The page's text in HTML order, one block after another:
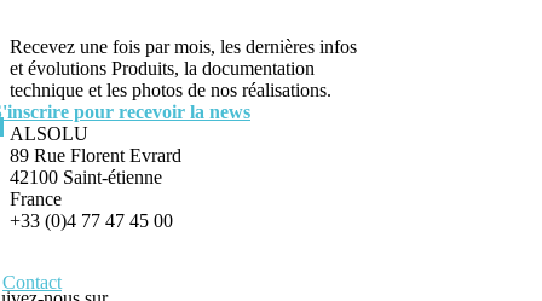
Recevez une fois par mois, les dernières infos
et évolutions Produits, la documentation
technique et les photos de nos réalisations.
pour recevoir la news
ALSOLU
89 Rue Florent Evrard
42100 Saint-étienne
France
+33 (0)4 77 47 45 00
Contact